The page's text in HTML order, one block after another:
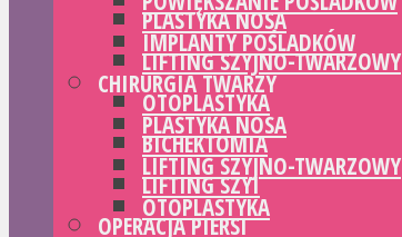
PLASTYKA NOSA
LIFTING SZYJNO-TWARZOWY
OTOPLASTYKA
BICHEKTOMIA
LIFTING SZYI
OPERACJA PIERSI
IMPLANTY POŚLADKÓW
CHIRURGIA TWARZY
PLASTYKA NOSA
LIFTING SZYJNO-TWARZOWY
OTOPLASTYKA